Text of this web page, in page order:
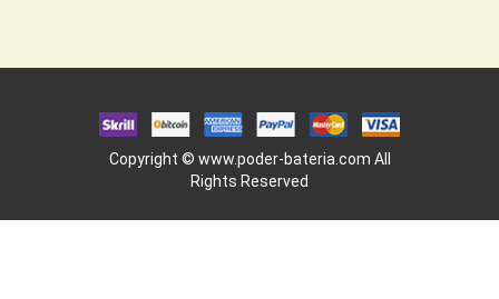
Copyright © www.poder-bateria.com All
Rights Reserved